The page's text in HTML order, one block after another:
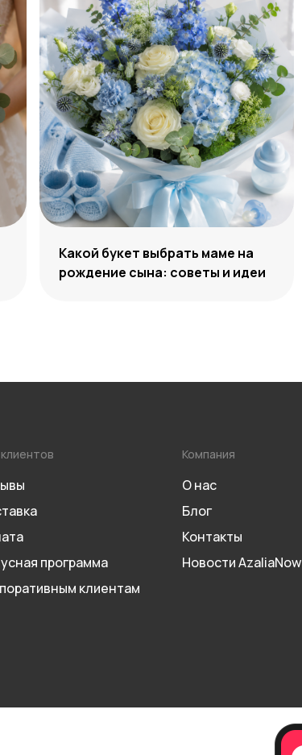
Какой букет выбрать маме на
рождение сына: советы и идеи
программа
клиентам
Компания
О нас
Блог
Контакты
Новости AzaliaNow